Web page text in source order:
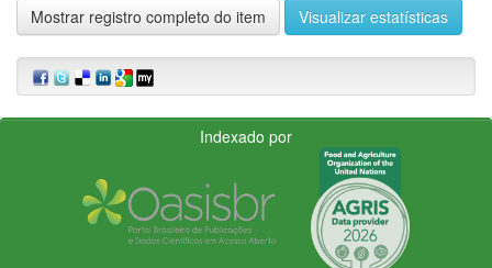
Mostrar registro completo do item Visualizar estatísticas
Indexado por